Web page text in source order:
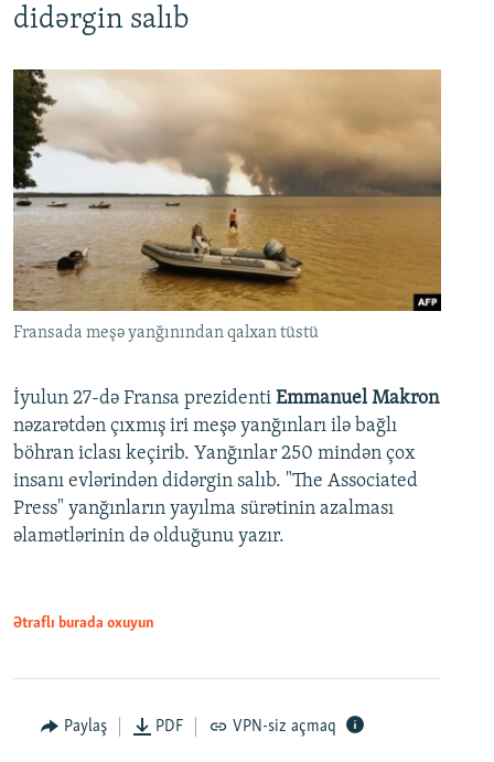
didərgin salıb
Fransada meşə yanğınından qalxan tüstü
İyulun 27-də Fransa prezidenti Emmanuel Makron
nəzarətdən çıxmış iri meşə yanğınları ilə bağlı
böhran iclası keçirib. Yanğınlar 250 mindən çox
insanı evlərindən didərgin salıb. "The Associated
Press" yanğınların yayılma sürətinin azalması
əlamətlərinin də olduğunu yazır.
Ətraflı burada oxuyun
Paylaş PDF VPN-siz açmaq